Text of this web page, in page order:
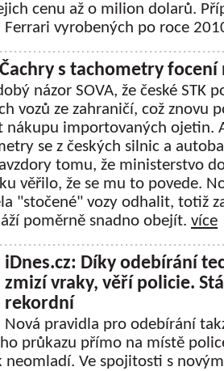
cenu až o milion dolarů.
Ferrari vyrobených po roce
s tachometry focení
názor SOVA, že české STK
vozů ze zahraničí, což znovu
nákupu importovaných ojetin.
se z českých silnic a
tomu, že ministerstvo
věřilo, že se mu to povede.
"stočené" vozy odhalit, totiž
poměrně snadno obejít. více
iDnes.cz: Díky odebírání
zmizí vraky, věří policie.
rekordní
Nová pravidla pro odebírání
průkazu přímo na místě
neomladí. Ve spojitosti s